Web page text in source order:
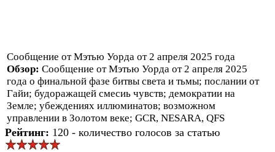
Сообщение от Мэтью Уорда от 2 апреля 2025 года
Обзор: Сообщение от Мэтью Уорда от 2 апреля 2025
года о финальной фазе битвы света и тьмы; послании от
Гайи; будоражащей смесиь чувств; демократии на
Земле; убеждениях иллюминатов; возможном
управлении в Золотом веке; GCR, NESARA, QFS
Рейтинг: 120 - количество голосов за статью